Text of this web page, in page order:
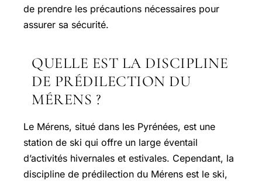
de prendre les précautions nécessaires pour
assurer sa sécurité.
QUELLE EST LA DISCIPLINE
DE PRÉDILECTION DU
MÉRENS ?
Le Mérens, situé dans les Pyrénées, est une
station de ski qui offre un large éventail
d’activités hivernales et estivales. Cependant, la
discipline de prédilection du Mérens est le ski,